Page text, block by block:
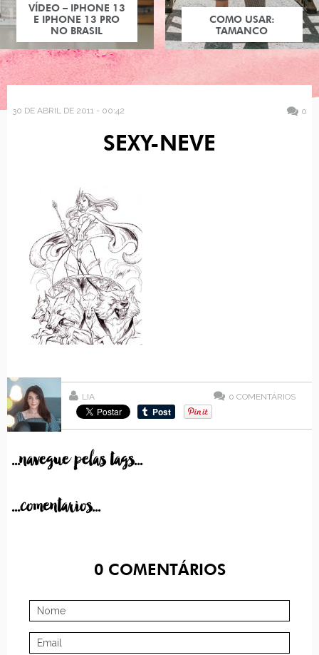
VÍDEO – IPHONE 13
E IPHONE 13 PRO
NO BRASIL
COMO USAR:
TAMANCO
30 DE ABRIL DE 2011 - 00:42 0
SEXY-NEVE
LIA 0 COMENTÁRIOS
...navegue pelas tags...
...comentarios...
0COMENTÁRIOS